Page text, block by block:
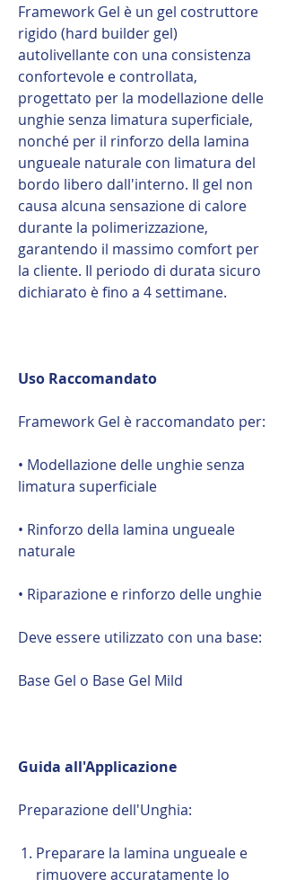
Framework Gel è un gel costruttore
rigido (hard builder gel)
autolivellante con una consistenza
confortevole e controllata,
progettato per la modellazione delle
unghie senza limatura superficiale,
nonché per il rinforzo della lamina
ungueale naturale con limatura del
bordo libero dall'interno. Il gel non
causa alcuna sensazione di calore
durante la polimerizzazione,
garantendo il massimo comfort per
la cliente. Il periodo di durata sicuro
dichiarato è fino a 4 settimane.
Uso Raccomandato
Framework Gel è raccomandato per:
• Modellazione delle unghie senza
limatura superficiale
• Rinforzo della lamina ungueale
naturale
• Riparazione e rinforzo delle unghie
Deve essere utilizzato con una base:
Base Gel o Base Gel Mild
Guida all'Applicazione
Preparazione dell'Unghia:
Preparare la lamina ungueale e
rimuovere accuratamente lo